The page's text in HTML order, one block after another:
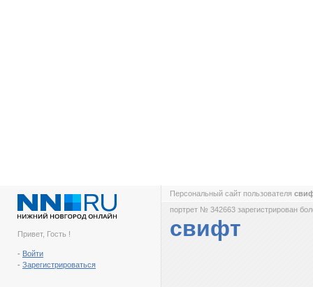
Привет, Гость !
- Войти
- Зарегистрироваться
Персональный сайт пользователя
портрет № 342663 зарегистрирован
свифт